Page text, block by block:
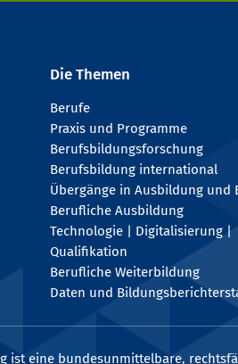
Die Themen
Berufe
Praxis und Programme
Berufsbildungsforschung
Berufsbildung international
Übergänge in Ausbildung und
Berufliche Ausbildung
Technologie | Digitalisierung |
Qualifikation
Berufliche Weiterbildung
Daten und
ist eine bundesunmittelbare,